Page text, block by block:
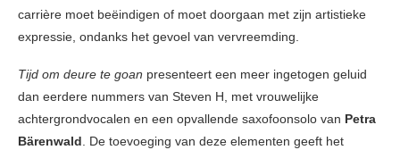
carrière moet beëindigen of moet doorgaan met zijn artistieke
expressie, ondanks het gevoel van vervreemding.
Tijd om deure te goan presenteert een meer ingetogen geluid
dan eerdere nummers van Steven H, met vrouwelijke
achtergrondvocalen en een opvallende saxofoonsolo van Petra
Bärenwald . De toevoeging van deze elementen geeft het